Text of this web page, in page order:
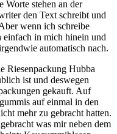
Worte stehen an der
den Text schreibt und
wenn ich schreibe
einfach in mich hinein und
automatisch nach.
Riesenpackung Hubba
ist und deswegen
gekauft. Auf
auf einmal in den
mehr zu gebracht hatten.
was mir neben dem